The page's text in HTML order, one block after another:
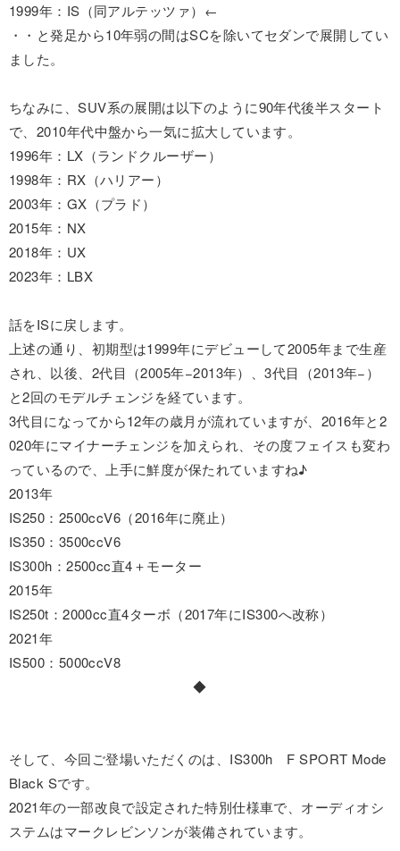
1999年：IS（同アルテッツァ）←
・・と発足から10年弱の間はSCを除いてセダンで展開してい
ました。
ちなみに、SUV系の展開は以下のように90年代後半スタート
で、2010年代中盤から一気に拡大しています。
1996年：LX（ランドクルーザー）
1998年：RX（ハリアー）
2003年：GX（プラド）
2015年：NX
2018年：UX
2023年：LBX
話をISに戻します。
上述の通り、初期型は1999年にデビューして2005年まで生産
され、以後、2代目（2005年−2013年）、3代目（2013年−）
と2回のモデルチェンジを経ています。
3代目になってから12年の歳月が流れていますが、2016年と2
020年にマイナーチェンジを加えられ、その度フェイスも変わ
っているので、上手に鮮度が保たれていますね♪
2013年
IS250：2500ccV6（2016年に廃止）
IS350：3500ccV6
IS300h：2500cc直4＋モーター
2015年
IS250t：2000cc直4ターボ（2017年にIS300へ改称）
2021年
IS500：5000ccV8
◆
そして、今回ご登場いただくのは、IS300h F SPORT Mode
Black Sです。
2021年の一部改良で設定された特別仕様車で、オーディオシ
ステムはマークレビンソンが装備されています。